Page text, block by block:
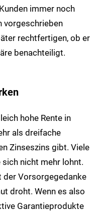
immer noch
vorgeschrieben
rechtfertigen, ob er
benachteiligt.
hohe Rente in
als dreifache
Zinseszins gibt. Viele
nicht mehr lohnt.
der Vorsorgegedanke
droht. Wenn es also
Garantieprodukte